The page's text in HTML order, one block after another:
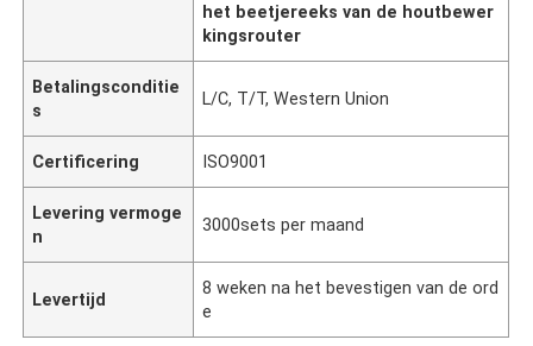
het beetjereeks van de houtbewer
kingsrouter
Betalingsconditie
s
L/C, T/T, Western Union
Certificering ISO9001
Levering vermoge
n
3000sets per maand
Levertijd
8 weken na het bevestigen van de ord
e